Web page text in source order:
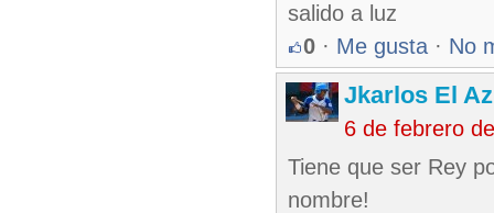
salido a luz
0 · Me gusta · No
Jkarlos El
6 de febrero
Tiene que ser Rey
nombre!